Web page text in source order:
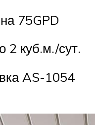
75GPD
куб.м./сут.
AS-1054